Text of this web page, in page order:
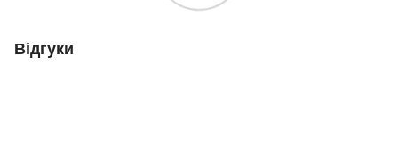
Відгуки